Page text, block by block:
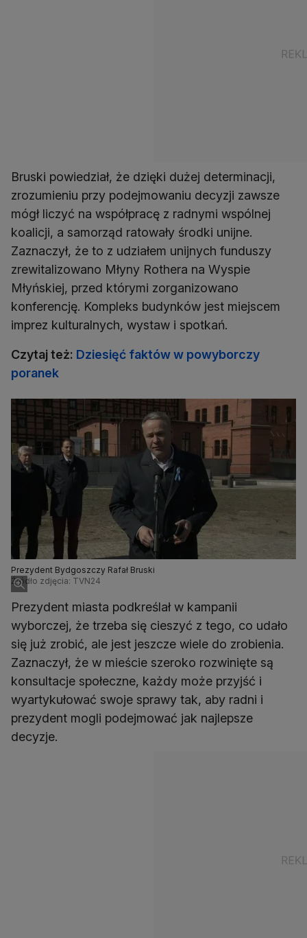
Bruski powiedział, że dzięki dużej determinacji,
zrozumieniu przy podejmowaniu decyzji zawsze
mógł liczyć na współpracę z radnymi wspólnej
koalicji, a samorząd ratowały środki unijne.
Zaznaczył, że to z udziałem unijnych funduszy
zrewitalizowano Młyny Rothera na Wyspie
Młyńskiej, przed którymi zorganizowano
konferencję. Kompleks budynków jest miejscem
imprez kulturalnych, wystaw i spotkań.
Czytaj też: Dziesięć faktów w powyborczy
poranek
Prezydent Bydgoszczy Rafał Bruski
Źródło zdjęcia: TVN24
Prezydent miasta podkreślał w kampanii
wyborczej, że trzeba się cieszyć z tego, co udało
się już zrobić, ale jest jeszcze wiele do zrobienia.
Zaznaczył, że w mieście szeroko rozwinięte są
konsultacje społeczne, każdy może przyjść i
wyartykułować swoje sprawy tak, aby radni i
prezydent mogli podejmować jak najlepsze
decyzje.